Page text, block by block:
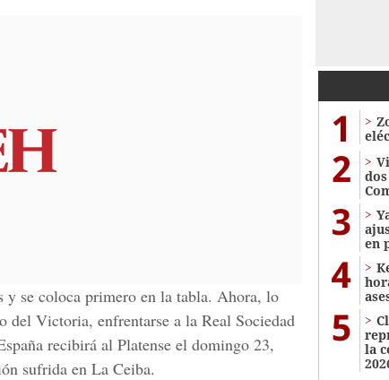
se coloca primero en la tabla. Ahora, lo
del Victoria, enfrentarse a la Real Sociedad
recibirá al Platense el domingo 23,
sufrida en La Ceiba.
1
2
3
en
4
5
la